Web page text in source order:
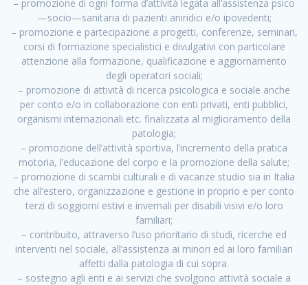
– promozione di ogni forma d’attività legata all’assistenza psico
—socio—sanitaria di pazienti aniridici e/o ipovedenti;
– promozione e partecipazione a progetti, conferenze, seminari,
corsi di formazione specialistici e divulgativi con particolare
attenzione alla formazione, qualificazione e aggiornamento
degli operatori sociali;
– promozione di attività di ricerca psicologica e sociale anche
per conto e/o in collaborazione con enti privati, enti pubblici,
organismi internazionali etc. finalizzata al miglioramento della
patologia;
– promozione dell’attività sportiva, l’incremento della pratica
motoria, l’educazione del corpo e la promozione della salute;
– promozione di scambi culturali e di vacanze studio sia in Italia
che all’estero, organizzazione e gestione in proprio e per conto
terzi di soggiorni estivi e invernali per disabili visivi e/o loro
familiari;
– contribuito, attraverso l’uso prioritario di studi, ricerche ed
interventi nel sociale, all’assistenza ai minori ed ai loro familiari
affetti dalla patologia di cui sopra.
– sostegno agli enti e ai servizi che svolgono attività sociale a